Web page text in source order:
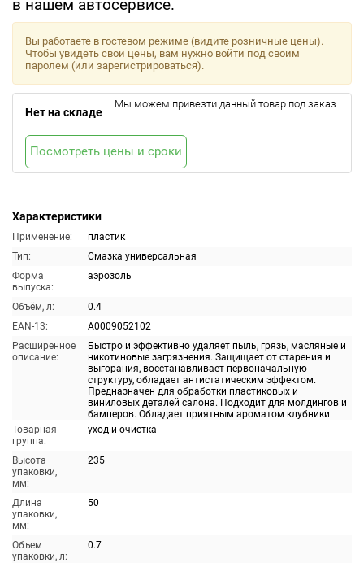
в нашем автосервисе.
Характеристики
Применение:
пластик
Тип:
Смазка универсальная
Форма
выпуска:
аэрозоль
Объём, л:
0.4
EAN-13:
A0009052102
Расширенное
описание:
Быстро и эффективно удаляет пыль, грязь, масляные и
никотиновые загрязнения. Защищает от старения и
выгорания, восстанавливает первоначальную
структуру, обладает антистатическим эффектом.
Предназначен для обработки пластиковых и
виниловых деталей салона. Подходит для молдингов и
бамперов. Обладает приятным ароматом клубники.
Товарная
группа:
уход и очистка
Высота
упаковки,
мм:
235
Длина
упаковки,
мм:
50
Объем
упаковки, л:
0.7
Вы работаете в гостевом режиме (видите розничные цены).
Чтобы увидеть свои цены, вам нужно войти под своим
паролем (или зарегистрироваться).
Нет на складе
Мы можем привезти данный товар под заказ.
Посмотреть цены и сроки